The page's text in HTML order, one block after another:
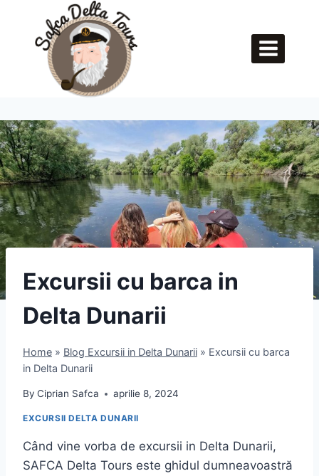
content
Excursii cu barca in
Delta Dunarii
Home » Blog Excursii in Delta Dunarii » Excursii cu barca
in Delta Dunarii
By Ciprian Safca aprilie 8, 2024
EXCURSII DELTA DUNARII
Când vine vorba de excursii in Delta Dunarii,
SAFCA Delta Tours este ghidul dumneavoastră